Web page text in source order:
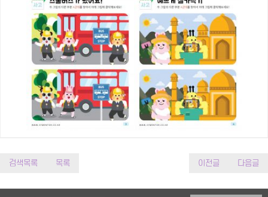
검색목록 목록 이전글 다음글